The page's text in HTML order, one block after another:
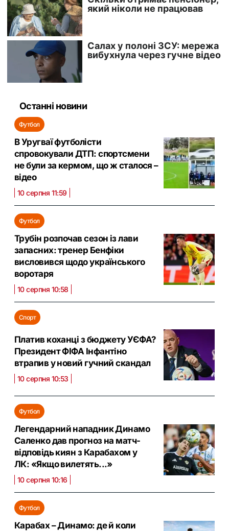
Останні новини
Футбол
В Уругваї футболісти
спровокували ДТП: спортсмени
не були за кермом, що ж сталося –
відео
10 серпня 11:59
Футбол
Трубін розпочав сезон із лави
запасних: тренер Бенфіки
висловився щодо українського
воротаря
10 серпня 10:58
Спорт
Платив коханці з бюджету УЄФА?
Президент ФІФА Інфантіно
втрапив у новий гучний скандал
10 серпня 10:53
Футбол
Легендарний нападник Динамо
Саленко дав прогноз на матч-
відповідь киян з Карабахом у
ЛК: «Якщо вилетять...»
10 серпня 10:16
Футбол
Карабах – Динамо: де й коли